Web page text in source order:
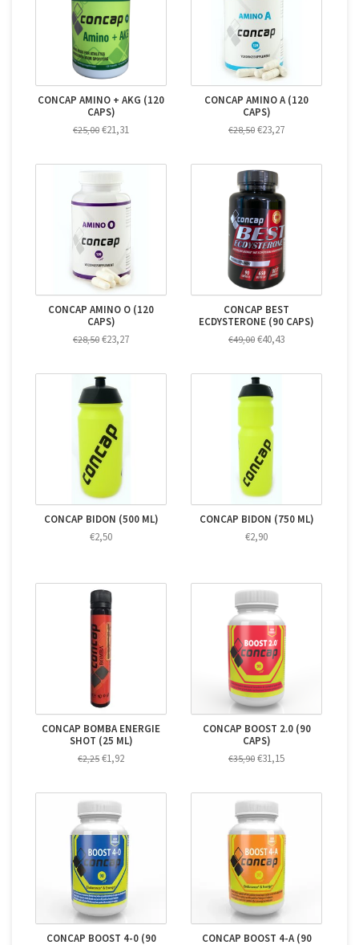
CONCAP AMINO + AKG (120
CAPS)
€25,00 €21,31
CONCAP AMINO A (120
CAPS)
€28,50 €23,27
CONCAP AMINO O (120
CAPS)
€28,50 €23,27
CONCAP BEST
ECDYSTERONE (90 CAPS)
€49,00 €40,43
CONCAP BIDON (500 ML)
€2,50
CONCAP BIDON (750 ML)
€2,90
CONCAP BOMBA ENERGIE
SHOT (25 ML)
€2,25 €1,92
CONCAP BOOST 2.0 (90
CAPS)
€35,90 €31,15
CONCAP BOOST 4-0 (90
CONCAP BOOST 4-A (90